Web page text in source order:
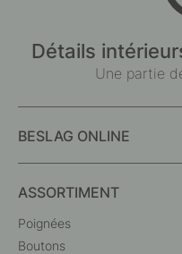
Détails
Une partie
BESLAG ONLINE
ASSORTIMENT
Poignées
Boutons